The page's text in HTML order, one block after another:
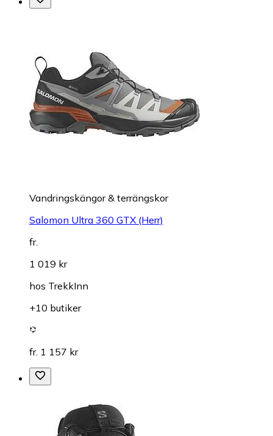
Vandringskängor & terrängskor
Salomon Ultra 360 GTX (Herr)
fr.
1 019 kr
hos TrekkInn
+10 butiker
fr. 1 157 kr